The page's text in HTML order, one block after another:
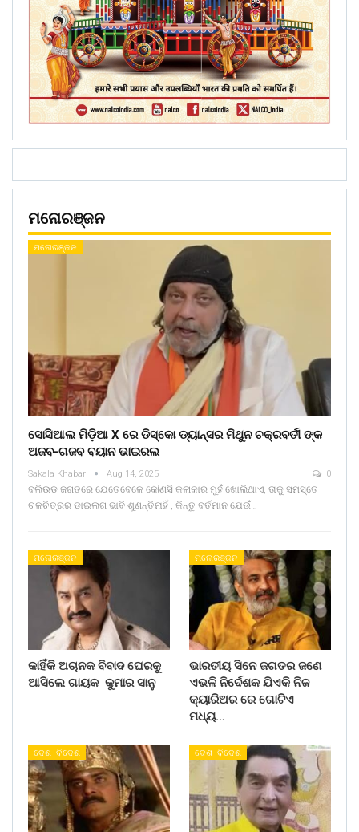
ମନୋରଞ୍ଜନ
ମନୋରଞ୍ଜନ
ସୋସିଆଲ ମିଡ଼ିଆ X ରେ ଡିସ୍କୋ ଡ୍ୟାନ୍ସର ମିଥୁନ ଚକ୍ରବର୍ତୀ ଙ୍କ
ଅଜବ-ଗଜବ ବୟାନ ଭାଇରଲ
Sakala Khabar Aug 14, 2025 0
ବଲିଉଡ ଜଗତରେ ଯେତେବେଳେ କୌଣସି କଳାକାର ମୁହଁ ଖୋଲିଥାଏ, ତାକୁ ସମସ୍ତେ
ଚଳଚିତ୍ରର ଡାଇଲଗ ଭାବି ଶୁଣନ୍ତିନାହିଁ , କିନ୍ତୁ ବର୍ତମାନ ଯେଉଁ…
ମନୋରଞ୍ଜନ
କାହିଁକି ଅଚାନକ ବିବାଦ ଘେରକୁ
ଆସିଲେ ଗାୟକ କୁମାର ସାନୁ
ମନୋରଞ୍ଜନ
ଭାରତୀୟ ସିନେ ଜଗତର ଜଣେ
ଏଭଳି ନିର୍ଦେଶକ ଯିଏକି ନିଜ
କ୍ୟାରିଅର ରେ ଗୋଟିଏ
ମଧ୍ୟ…
ଦେଶ- ବିଦେଶ ଦେଶ- ବିଦେଶ